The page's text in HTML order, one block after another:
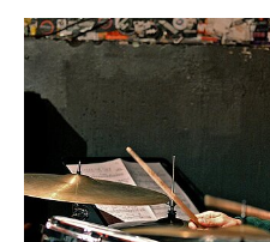
Show larger version for: